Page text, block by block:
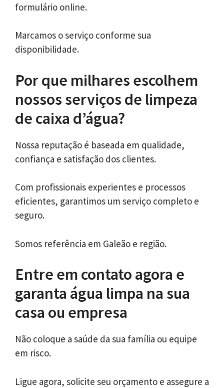
formulário online.
Marcamos o serviço conforme sua
disponibilidade.
Por que milhares escolhem
nossos serviços de limpeza
de caixa d’água?
Nossa reputação é baseada em qualidade,
confiança e satisfação dos clientes.
Com profissionais experientes e processos
eficientes, garantimos um serviço completo e
seguro.
Somos referência em Galeão e região.
Entre em contato agora e
garanta água limpa na sua
casa ou empresa
Não coloque a saúde da sua família ou equipe
em risco.
Ligue agora, solicite seu orçamento e assegure a